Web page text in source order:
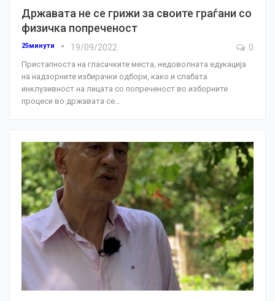
Државата не се грижи за своите граѓани со
физичка попреченост
25минути 19/09/2022 0
Пристапноста на гласачките места, недоволната едукација
на надзорните избирачки одбори, како и слабата
инклузивност на лицата со попреченост во изборните
процеси во државата се…